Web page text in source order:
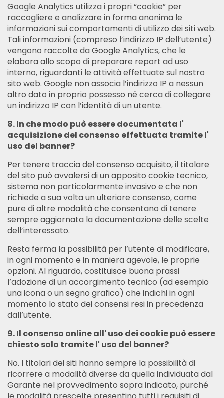
Google Analytics utilizza i propri “cookie” per
raccogliere e analizzare in forma anonima le
informazioni sui comportamenti di utilizzo dei siti web.
Tali informazioni (compreso l’indirizzo IP dell’utente)
vengono raccolte da Google Analytics, che le
elabora allo scopo di preparare report ad uso
interno, riguardanti le attività effettuate sul nostro
sito web. Google non associa l’indirizzo IP a nessun
altro dato in proprio possesso né cerca di collegare
un indirizzo IP con l’identità di un utente.
8. In che modo può essere documentata l'
acquisizione del consenso effettuata tramite l'
uso del banner?
Per tenere traccia del consenso acquisito, il titolare
del sito può avvalersi di un apposito cookie tecnico,
sistema non particolarmente invasivo e che non
richiede a sua volta un ulteriore consenso, come
pure di altre modalità che consentano di tenere
sempre aggiornata la documentazione delle scelte
dell’interessato.
Resta ferma la possibilità per l’utente di modificare,
in ogni momento e in maniera agevole, le proprie
opzioni. Al riguardo, costituisce buona prassi
l’adozione di un accorgimento tecnico (ad esempio
una icona o un segno grafico) che indichi in ogni
momento lo stato dei consensi resi in precedenza
dall’utente.
9. Il consenso online all' uso dei cookie può essere
chiesto solo tramite l' uso del banner?
No. I titolari dei siti hanno sempre la possibilità di
ricorrere a modalità diverse da quella individuata dal
Garante nel provvedimento sopra indicato, purché